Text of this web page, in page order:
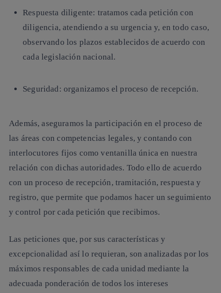
Respuesta diligente: tratamos cada petición con
diligencia, atendiendo a su urgencia y, en todo caso,
observando los plazos establecidos de acuerdo con
cada legislación nacional.
Seguridad: organizamos el proceso de recepción.
Además, aseguramos la participación en el proceso de
las áreas con competencias legales, y contando con
interlocutores fijos como ventanilla única en nuestra
relación con dichas autoridades. Todo ello de acuerdo
con un proceso de recepción, tramitación, respuesta y
registro, que permite que podamos hacer un seguimiento
y control por cada petición que recibimos.
Las peticiones que, por sus características y
excepcionalidad así lo requieran, son analizadas por los
máximos responsables de cada unidad mediante la
adecuada ponderación de todos los intereses